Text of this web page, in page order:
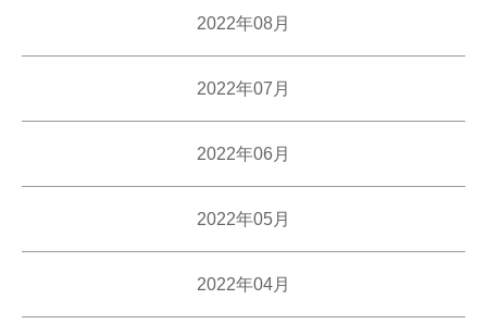
2022年08月
2022年07月
2022年06月
2022年05月
2022年04月